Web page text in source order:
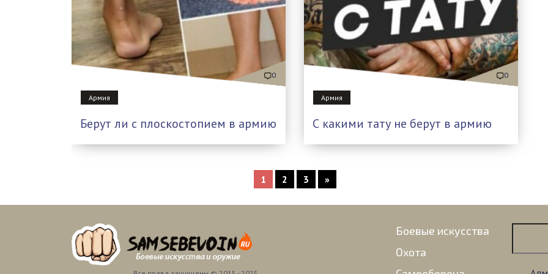
0
Армия
Берут ли с плоскостопием в армию
0
Армия
С какими тату не берут в армию
1 2 3 »
Боевые искусства
Охота